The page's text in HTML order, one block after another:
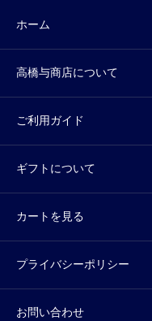
ホーム
高橋与商店について
ご利用ガイド
ギフトについて
カートを見る
プライバシーポリシー
お問い合わせ